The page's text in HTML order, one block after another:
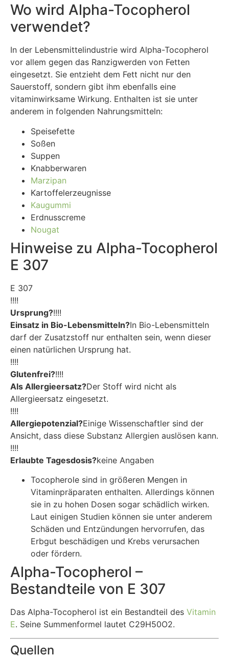
Wo wird Alpha-Tocopherol
verwendet?
In der Lebensmittelindustrie wird Alpha-Tocopherol
vor allem gegen das Ranzigwerden von Fetten
eingesetzt. Sie entzieht dem Fett nicht nur den
Sauerstoff, sondern gibt ihm ebenfalls eine
vitaminwirksame Wirkung. Enthalten ist sie unter
anderem in folgenden Nahrungsmitteln:
Speisefette
Soßen
Suppen
Knabberwaren
Marzipan
Kartoffelerzeugnisse
Kaugummi
Erdnusscreme
Nougat
Hinweise zu Alpha-Tocopherol
E 307
E 307
!!!!
Ursprung?!!!!
Einsatz in Bio-Lebensmitteln?In Bio-Lebensmitteln
darf der Zusatzstoff nur enthalten sein, wenn dieser
einen natürlichen Ursprung hat.
!!!!
Glutenfrei?!!!!
Als Allergieersatz?Der Stoff wird nicht als
Allergieersatz eingesetzt.
!!!!
Allergiepotenzial?Einige Wissenschaftler sind der
Ansicht, dass diese Substanz Allergien auslösen kann.
!!!!
Erlaubte Tagesdosis?keine Angaben
Tocopherole sind in größeren Mengen in
Vitaminpräparaten enthalten. Allerdings können
sie in zu hohen Dosen sogar schädlich wirken.
Laut einigen Studien können sie unter anderem
Schäden und Entzündungen hervorrufen, das
Erbgut beschädigen und Krebs verursachen
oder fördern.
Alpha-Tocopherol –
Bestandteile von E 307
Das Alpha-Tocopherol ist ein Bestandteil des Vitamin
E. Seine Summenformel lautet C29H50O2.
Quellen